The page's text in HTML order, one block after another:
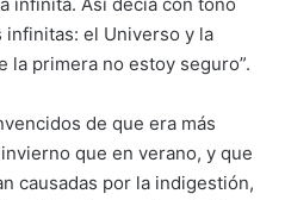
infinitas: el Universo y la
primera no estoy seguro”.
de que era más
que en verano, y que
causadas por la indigestión,